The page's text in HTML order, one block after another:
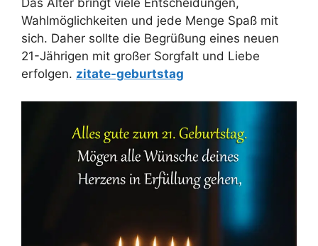
Das Alter bringt viele Entscheidungen,
Wahlmöglichkeiten und jede Menge Spaß mit
sich. Daher sollte die Begrüßung eines neuen
21-Jährigen mit großer Sorgfalt und Liebe
erfolgen. zitate-geburtstag